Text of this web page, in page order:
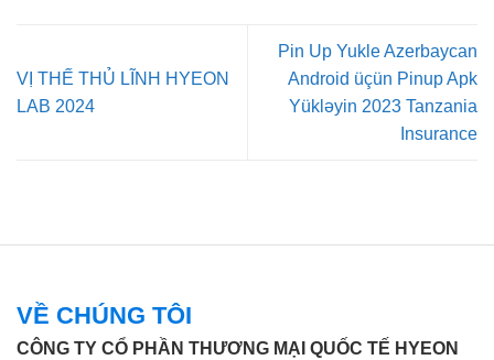
VỊ THẾ THỦ LĨNH HYEON
LAB 2024
Pin Up Yukle Azerbaycan
Android üçün Pinup Apk
Yükləyin 2023 Tanzania
Insurance
VỀ CHÚNG TÔI
CÔNG TY CỔ PHẦN THƯƠNG MẠI QUỐC TẾ HYEON